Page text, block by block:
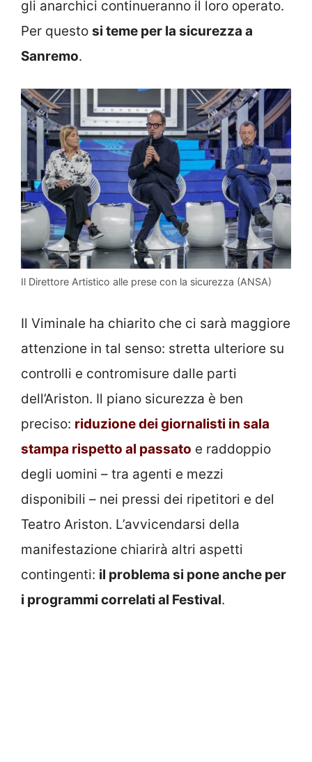
gli anarchici continueranno il loro operato.
Per questo si teme per la sicurezza a
Sanremo.
Il Direttore Artistico alle prese con la sicurezza (ANSA)
Il Viminale ha chiarito che ci sarà maggiore
attenzione in tal senso: stretta ulteriore su
controlli e contromisure dalle parti
dell’Ariston. Il piano sicurezza è ben
preciso: riduzione dei giornalisti in sala
stampa rispetto al passato e raddoppio
degli uomini – tra agenti e mezzi
disponibili – nei pressi dei ripetitori e del
Teatro Ariston. L’avvicendarsi della
manifestazione chiarirà altri aspetti
contingenti: il problema si pone anche per
i programmi correlati al Festival.